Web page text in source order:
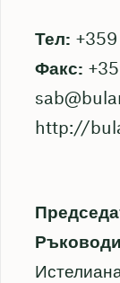
Тел: +359
Факс:
http://